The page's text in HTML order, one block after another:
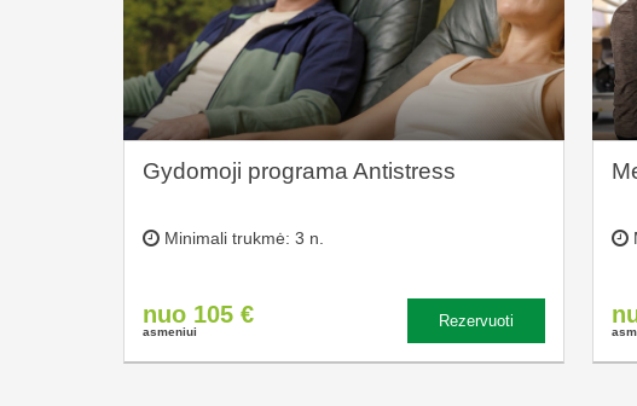
Gydomoji programa Antistress
Minimali trukmė: 3 n.
nuo 105 €
asmeniui
Rezervuoti